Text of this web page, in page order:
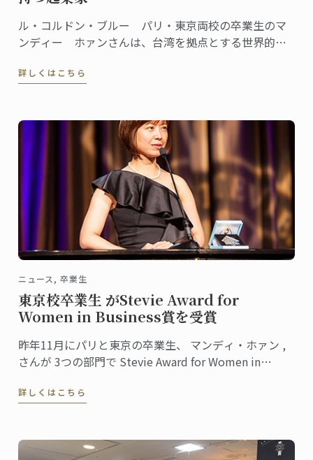
ル・コルドン・ブルー パリ・東京両校の卒業生のマ
ンディー ホァンさんは、台湾を拠点とする世界的に
であります。
詳しくはこちら
ニュース, 卒業生
東京校卒業生 がStevie Award for
Women in Business賞を受賞
昨年11月にパリと東京の卒業生、 マンディ・ホァン ,
さんが 3つの部門で Stevie Award for Women in
詳しくはこちら